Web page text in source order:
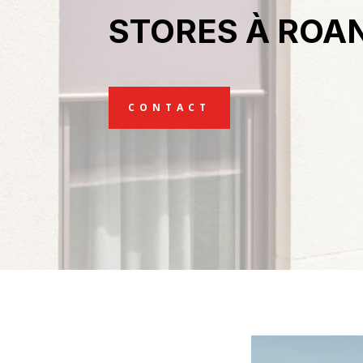
STORES À
CONTACT